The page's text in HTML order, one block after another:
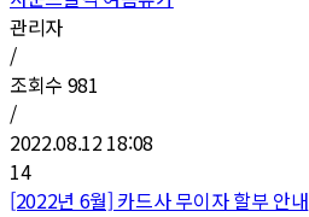
관리자
/
조회수 981
/
2022.08.12 18:08
14
[2022년 6월] 카드사 무이자 할부 안내